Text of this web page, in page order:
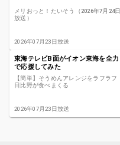
メリおっと！たいそう（2026年7月24日
放送）
2026年07月23日放送
東海テレビB面がイオン東海を全力
で応援してみた
【簡単】そうめんアレンジをラフラフ
日比野が食べまくる
2026年07月23日放送